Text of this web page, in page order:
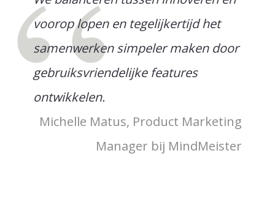
voorop lopen en tegelijkertijd het
samenwerken simpeler maken door
gebruiksvriendelijke features
ontwikkelen.
Michelle Matus, Product Marketing
Manager bij MindMeister